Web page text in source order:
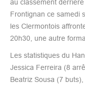
au classement
Frontignan ce samedi
les Clermontois
20h30, une autre
Les statistiques du
Jessica Ferreira (8
Beatriz Sousa (7